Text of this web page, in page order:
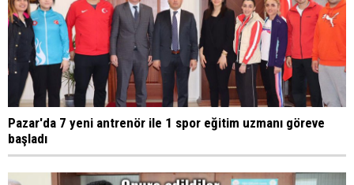
Pazar'da 7 yeni antrenör ile 1 spor eğitim uzmanı göreve
başladı